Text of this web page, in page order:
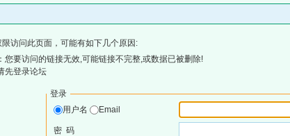
访问此页面，可能有如下几个原因:
您要访问的链接无效,可能链接不完整,或数据已被删除!
先登录论坛
登录
用户名
Email
密 码